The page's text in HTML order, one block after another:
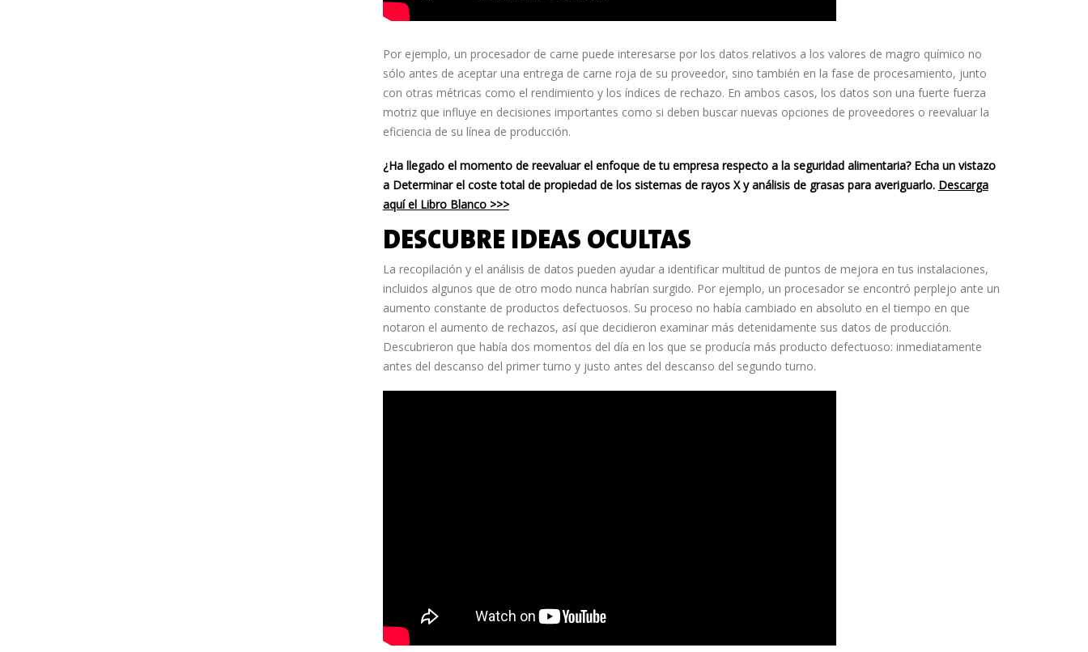
Por ejemplo, un procesador de carne puede interesarse por los datos relativos a los valores de magro químico no
sólo antes de aceptar una entrega de carne roja de su proveedor, sino también en la fase de procesamiento, junto
con otras métricas como el rendimiento y los índices de rechazo. En ambos casos, los datos son una fuerte fuerza
motriz que influye en decisiones importantes como si deben buscar nuevas opciones de proveedores o reevaluar la
eficiencia de su línea de producción.
¿Ha llegado el momento de reevaluar el enfoque de tu empresa respecto a la seguridad alimentaria? Echa un vistazo
a Determinar el coste total de propiedad de los sistemas de rayos X y análisis de grasas para averiguarlo. Descarga
aquí el Libro Blanco >>>
DESCUBRE IDEAS OCULTAS
La recopilación y el análisis de datos pueden ayudar a identificar multitud de puntos de mejora en tus instalaciones,
incluidos algunos que de otro modo nunca habrían surgido. Por ejemplo, un procesador se encontró perplejo ante un
aumento constante de productos defectuosos. Su proceso no había cambiado en absoluto en el tiempo en que
notaron el aumento de rechazos, así que decidieron examinar más detenidamente sus datos de producción.
Descubrieron que había dos momentos del día en los que se producía más producto defectuoso: inmediatamente
antes del descanso del primer turno y justo antes del descanso del segundo turno.